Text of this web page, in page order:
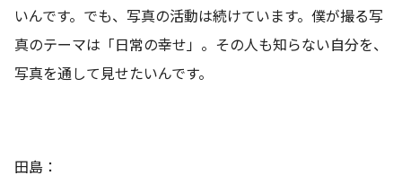
いんです。でも、写真の活動は続けています。僕が撮る写
真のテーマは「日常の幸せ」。その人も知らない自分を、
写真を通して見せたいんです。
田島：